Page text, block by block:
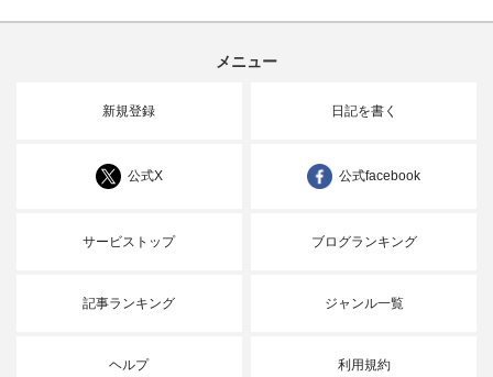
メニュー
新規登録 日記を書く
公式X 公式facebook
サービストップ ブログランキング
記事ランキング ジャンル一覧
ヘルプ 利用規約